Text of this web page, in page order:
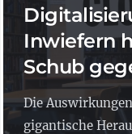
Inwiefern
Schub
Die
gigantische